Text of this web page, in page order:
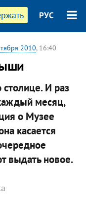
РУС
2010, 16:40
И раз
месяц,
о Музее
касается
выдать новое.